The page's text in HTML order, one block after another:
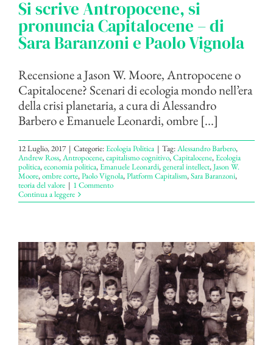
Si scrive Antropocene, si
pronuncia Capitalocene – di
Sara Baranzoni e Paolo Vignola
Recensione a Jason W. Moore, Antropocene o
Capitalocene? Scenari di ecologia mondo nell’era
della crisi planetaria, a cura di Alessandro
Barbero e Emanuele Leonardi, ombre [...]
12 Luglio, 2017 | Categorie:Ecologia Politica | Tag:Alessandro Barbero,
Andrew Ross,Antropocene,capitalismo cognitivo,Capitalocene,Ecologia
politica,economia politica,Emanuele Leonardi,general intellect,Jason W.
Moore,ombre corte,Paolo Vignola,Platform Capitalism,Sara Baranzoni,
teoria del valore | 1 Commento
Continua a leggere